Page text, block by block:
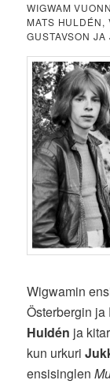
WIGWAM
MATS HULDÉN,
GUSTAVSON
Wigwamin
Österbergin
Huldén ja
kun urkuri
ensisinglen